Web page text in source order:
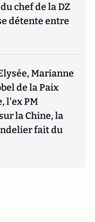
chef de la DZ
détente entre
Marianne
de la Paix
l'ex PM
la Chine, la
fait du